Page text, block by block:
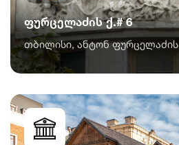
ფურცელაძის ქ.# 6
თბილისი, ანტონ ფურცელაძის